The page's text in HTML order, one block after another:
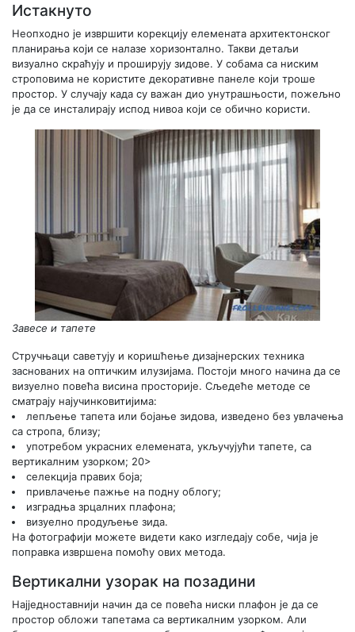
Истакнуто
Неопходно је извршити корекцију елемената архитектонског
планирања који се налазе хоризонтално. Такви детаљи
визуално скраћују и проширују зидове. У собама са ниским
строповима не користите декоративне панеле који троше
простор. У случају када су важан дио унутрашњости, пожељно
је да се инсталирају испод нивоа који се обично користи.
Завесе и тапете
Стручњаци саветују и коришћење дизајнерских техника
заснованих на оптичким илузијама. Постоји много начина да се
визуелно повећа висина просторије. Сљедеће методе се
сматрају најучинковитијима:
лепљење тапета или бојање зидова, изведено без увлачења
са стропа, близу;
употребом украсних елемената, укључујући тапете, са
вертикалним узорком; 20>
селекција правих боја;
привлачење пажње на подну облогу;
изградња зрцалних плафона;
визуелно продуљење зида.
На фотографији можете видети како изгледају собе, чија је
поправка извршена помоћу ових метода.
Вертикални узорак на позадини
Најједноставнији начин да се повећа ниски плафон је да се
простор обложи тапетама са вертикалним узорком. Али